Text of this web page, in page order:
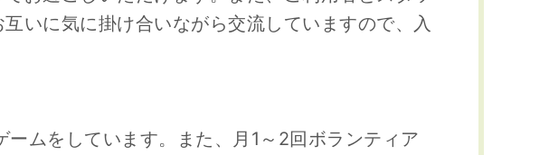
いに気に掛け合いながら交流していますので、入
ムをしています。また、月1～2回ボランティア